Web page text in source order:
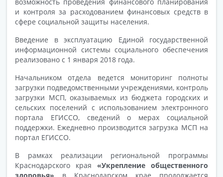
и контроля за расходованием финансовых средств в
сфере социальной защиты населения.
Введение в эксплуатацию Единой государственной
информационной системы социального обеспечения
реализовано с 1 января 2018 года.
Начальником отдела ведется мониторинг полноты
загрузки подведомственными учреждениями, контроль
загрузки МСП, оказываемых из бюджета городских и
сельских поселений с использованием электронного
портала ЕГИССО, сведений о мерах социальной
поддержки. Ежедневно производится загрузка МСП на
портал ЕГИССО.
В рамках реализации региональной программы
Краснодарского края «Укрепление общественного
здоровья» в Краснодарском крае продолжается